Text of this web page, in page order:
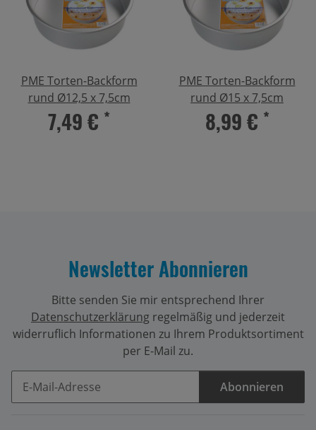
PME Torten-Backform
rund Ø12,5 x 7,5cm
7,49 € *
PME Torten-Backform
rund Ø15 x 7,5cm
8,99 € *
Newsletter Abonnieren
Bitte senden Sie mir entsprechend Ihrer
Datenschutzerklärung regelmäßig und jederzeit
widerruflich Informationen zu Ihrem Produktsortiment
per E-Mail zu.
Abonnieren